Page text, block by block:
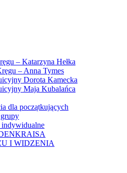
– Katarzyna Hełka
– Anna Tymes
Dorota Kamecka
Maja Kubalańca
dla początkujących
grupy
indywidualne
I WIDZENIA